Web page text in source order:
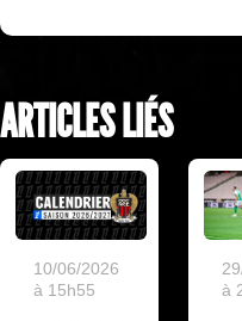
ARTICLES LIÉS
10/06/2026
à 15h55
à